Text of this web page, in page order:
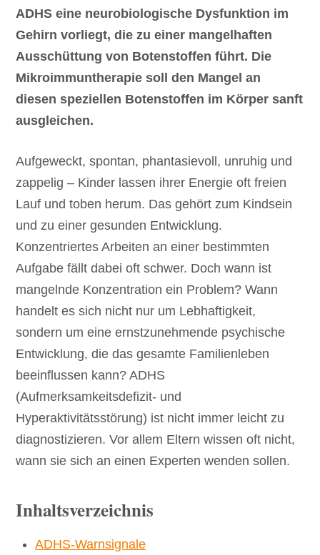
ADHS eine neurobiologische Dysfunktion im
Gehirn vorliegt, die zu einer mangelhaften
Ausschüttung von Botenstoffen führt. Die
Mikroimmuntherapie soll den Mangel an
diesen speziellen Botenstoffen im Körper sanft
ausgleichen.
Aufgeweckt, spontan, phantasievoll, unruhig und
zappelig – Kinder lassen ihrer Energie oft freien
Lauf und toben herum. Das gehört zum Kindsein
und zu einer gesunden Entwicklung.
Konzentriertes Arbeiten an einer bestimmten
Aufgabe fällt dabei oft schwer. Doch wann ist
mangelnde Konzentration ein Problem? Wann
handelt es sich nicht nur um Lebhaftigkeit,
sondern um eine ernstzunehmende psychische
Entwicklung, die das gesamte Familienleben
beeinflussen kann? ADHS
(Aufmerksamkeitsdefizit- und
Hyperaktivitätsstörung) ist nicht immer leicht zu
diagnostizieren. Vor allem Eltern wissen oft nicht,
wann sie sich an einen Experten wenden sollen.
Inhaltsverzeichnis
ADHS-Warnsignale